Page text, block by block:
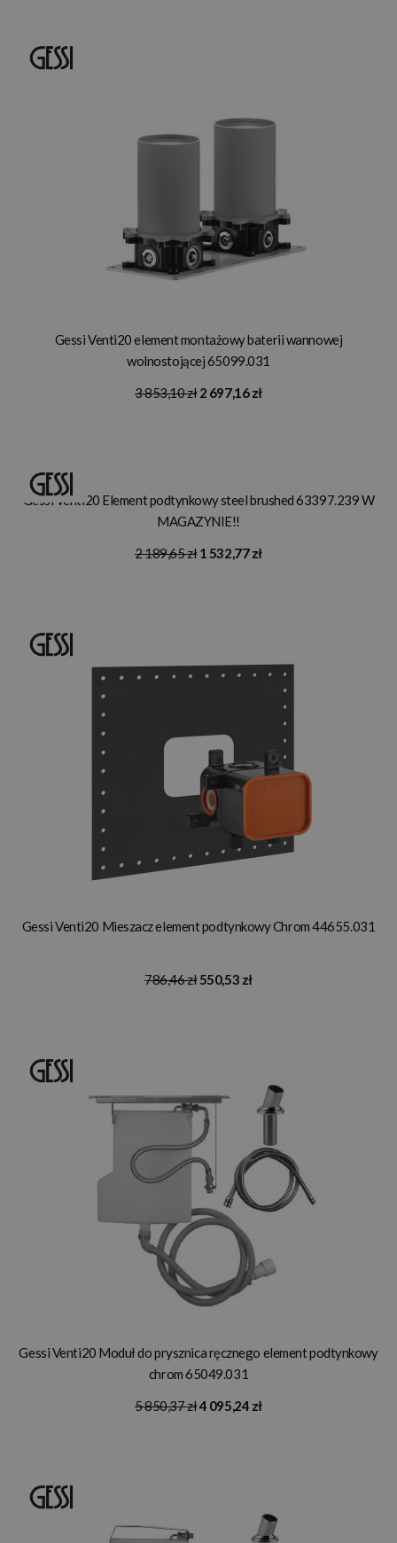
Gessi Venti20 element montażowy baterii wannowej
wolnostojącej 65099.031
3 853,10 zł 2 697,16 zł
Gessi Venti20 Element podtynkowy steel brushed 63397.239 W
MAGAZYNIE!!
2 189,65 zł 1 532,77 zł
Gessi Venti20 Mieszacz element podtynkowy Chrom 44655.031
786,46 zł 550,53 zł
Gessi Venti20 Moduł do prysznica ręcznego element podtynkowy
chrom 65049.031
5 850,37 zł4 095,24 zł